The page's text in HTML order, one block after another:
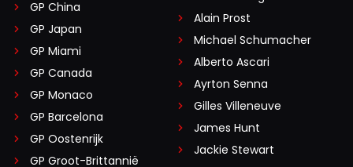
GP China
GP Japan
GP Miami
GP Canada
GP Monaco
GP Barcelona
GP Oostenrijk
GP Groot-Brittannië
Alain Prost
Michael Schumacher
Alberto Ascari
Ayrton Senna
Gilles Villeneuve
James Hunt
Jackie Stewart